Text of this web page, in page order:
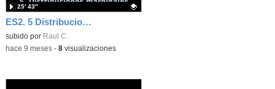
ES2. 5 Distribuciones marginales. Ejercicios 5-7 resueltos
Contenido educativo.
subido por Raul C.
25′ 43″
-hace 9 meses- 8visualizaciones